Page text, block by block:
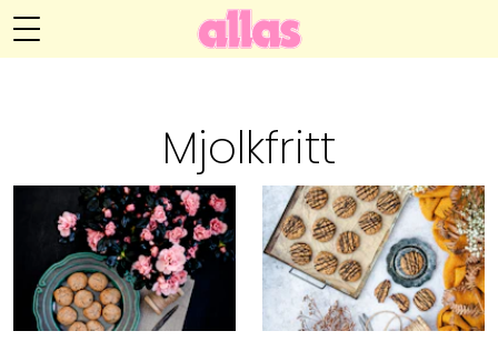
Relationer
Handarbete
Annelie Anderssons blogg
Hem
Om Annelie
Kategorier
Arkiv
Webshop
Kontakt
Mjolkfritt